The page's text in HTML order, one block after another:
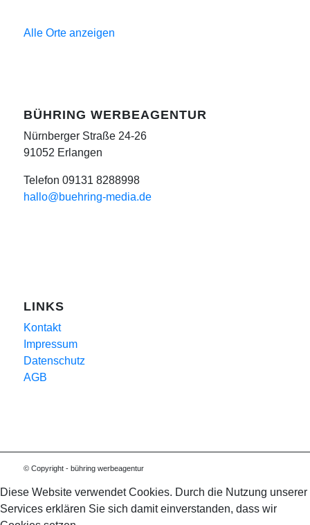
Alle Orte anzeigen
BÜHRING WERBEAGENTUR
Nürnberger Straße 24-26
91052 Erlangen
Telefon 09131 8288998
hallo@buehring-media.de
LINKS
Kontakt
Impressum
Datenschutz
AGB
© Copyright - bühring werbeagentur
Diese Website verwendet Cookies. Durch die Nutzung unserer
Services erklären Sie sich damit einverstanden, dass wir